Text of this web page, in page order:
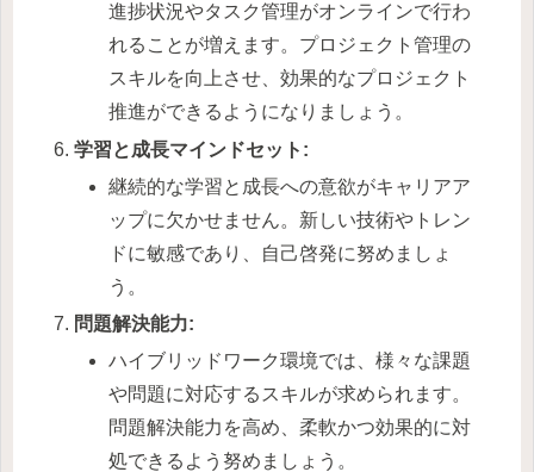
進捗状況やタスク管理がオンラインで行わ
れることが増えます。プロジェクト管理の
スキルを向上させ、効果的なプロジェクト
推進ができるようになりましょう。
学習と成長マインドセット:
継続的な学習と成長への意欲がキャリアア
ップに欠かせません。新しい技術やトレン
ドに敏感であり、自己啓発に努めましょ
う。
問題解決能力:
ハイブリッドワーク環境では、様々な課題
や問題に対応するスキルが求められます。
問題解決能力を高め、柔軟かつ効果的に対
処できるよう努めましょう。